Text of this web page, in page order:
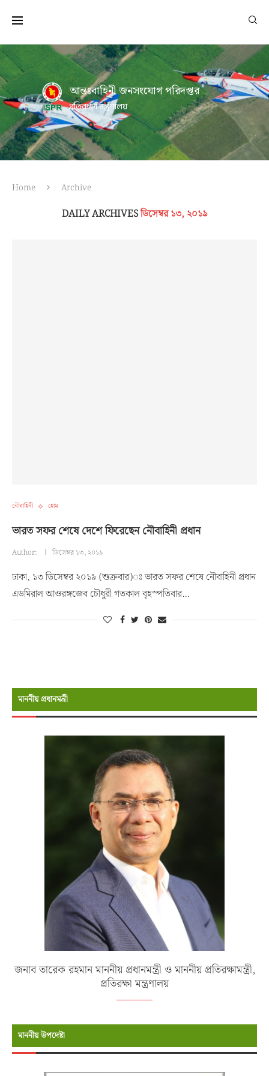
আন্তঃবাহিনী জনসংযোগ পরিদপ্তর
প্রতিরক্ষা মন্ত্রণালয়
Home Archive
DAILY ARCHIVESডিসেম্বর ১৩, ২০১৯
নৌবাহিনী হোম
ভারত সফর শেষে দেশে ফিরেছেন নৌবাহিনী প্রধান
Author: ডিসেম্বর ১৩, ২০১৯
ঢাকা, ১৩ ডিসেম্বর ২০১৯ (শুক্রবার)ঃ ভারত সফর শেষে নৌবাহিনী প্রধান
এডমিরাল আওরঙ্গজেব চৌধুরী গতকাল বৃহস্পতিবার…
মাননীয় প্রধানমন্রী
জনাব তারেক রহমান মাননীয় প্রধানমন্ত্রী ও মাননীয় প্রতিরক্ষামন্ত্রী,
প্রতিরক্ষা মন্ত্রণালয়
মাননীয় উপদেষ্টা